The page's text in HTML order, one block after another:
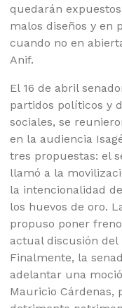
quedarán
malos diseños y en
cuando no en
Anif.
El 16 de abril
partidos políticos y
sociales, se
en la audiencia
tres propuestas: el
llamó a la
la intencionalidad
los huevos de oro.
propuso poner
actual discusión del
Finalmente, la
adelantar una
Mauricio Cárdenas,